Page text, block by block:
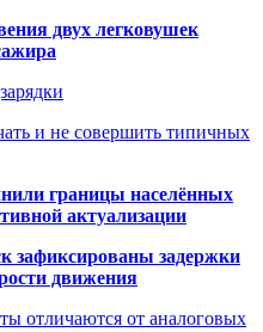
двух легковушек
и не совершить типичных
границы населённых
актуализации
зафиксированы задержки
движения
отличаются от аналоговых